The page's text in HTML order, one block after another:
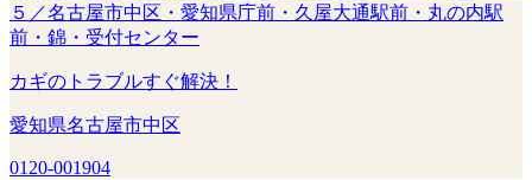
５／名古屋市中区・愛知県庁前・久屋大通駅前・丸の内駅
前・錦・受付センター
カギのトラブルすぐ解決！
愛知県名古屋市中区
0120-001904